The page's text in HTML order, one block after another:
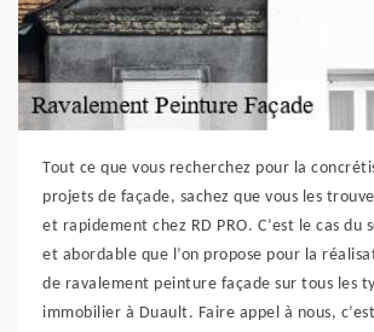
Tout ce que vous recherchez pour la
projets de façade, sachez que vous les
et rapidement chez RD PRO. C’est le cas du
et abordable que l’on propose pour la
de ravalement peinture façade sur tous les
immobilier à Duault. Faire appel à nous,